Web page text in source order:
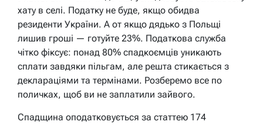
хату в селі. Податку не буде, якщо обидва
резиденти України. А от якщо дядько з Польщі
лишив гроші — готуйте 23%. Податкова служба
чітко фіксує: понад 80% спадкоємців уникають
сплати завдяки пільгам, але решта стикається з
деклараціями та термінами. Розберемо все по
поличках, щоб ви не заплатили зайвого.
Спадщина оподатковується за статтею 174